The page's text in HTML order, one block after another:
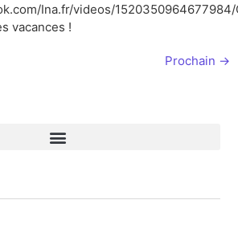
Ina.fr/videos/
vacances !
Prochain →